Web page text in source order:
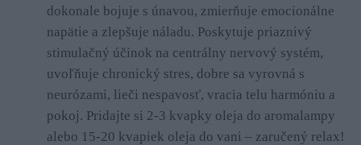
dokonale bojuje s únavou, zmierňuje emocionálne
napätie a zlepšuje náladu. Poskytuje priaznivý
stimulačný účinok na centrálny nervový systém,
uvoľňuje chronický stres, dobre sa vyrovná s
neurózami, lieči nespavosť, vracia telu harmóniu a
pokoj. Pridajte si 2-3 kvapky oleja do aromalampy
alebo 15-20 kvapiek oleja do vani – zaručený relax!